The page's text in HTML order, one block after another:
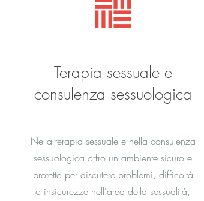
Terapia sessuale e
consulenza sessuologica
Nella terapia sessuale e nella consulenza
sessuologica offro un ambiente sicuro e
protetto per discutere problemi, difficoltà
o insicurezze nell'area della sessualità,